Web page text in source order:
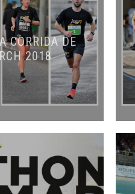
CORRIDA DE
2018